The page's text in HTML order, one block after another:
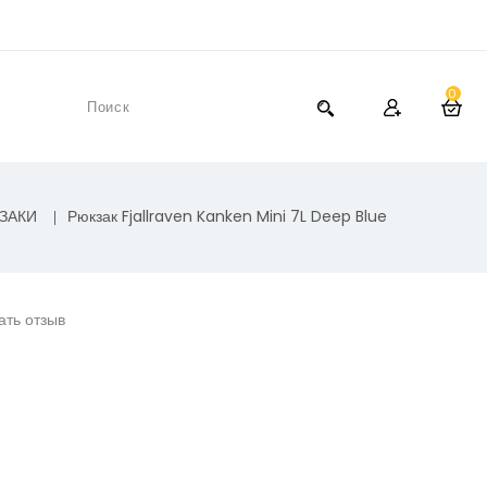
0
Рюкзак Fjallraven Kanken Mini 7L Deep Blue
отзыв